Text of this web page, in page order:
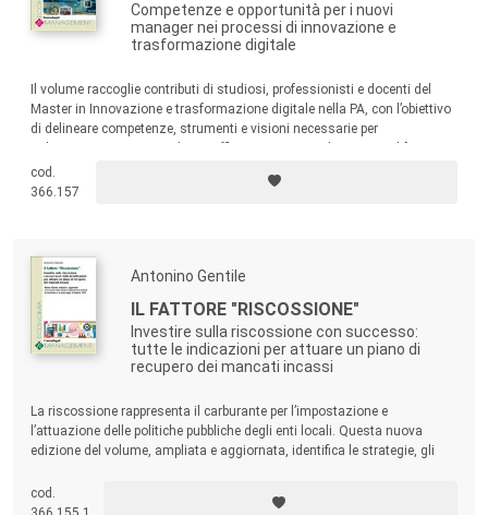
Competenze e opportunità per i nuovi
manager nei processi di innovazione e
trasformazione digitale
Il volume raccoglie contributi di studiosi, professionisti e docenti del
Master in Innovazione e trasformazione digitale nella PA, con l’obiettivo
di delineare competenze, strumenti e visioni necessarie per
del Paese.
cod.
366.157
Antonino Gentile
IL FATTORE "RISCOSSIONE"
Investire sulla riscossione con successo:
tutte le indicazioni per attuare un piano di
recupero dei mancati incassi
La riscossione rappresenta il carburante per l’impostazione e
l’attuazione delle politiche pubbliche degli enti locali. Questa nuova
edizione del volume, ampliata e aggiornata, identifica le strategie, gli
riscossione, e quindi di spesa, e per la redazione di tale progetto.
cod.